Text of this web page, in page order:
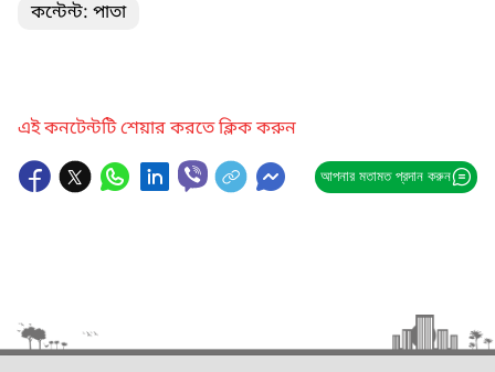
কন্টেন্ট: পাতা
এই কনটেন্টটি শেয়ার করতে ক্লিক করুন
আপনার মতামত প্রদান করুন